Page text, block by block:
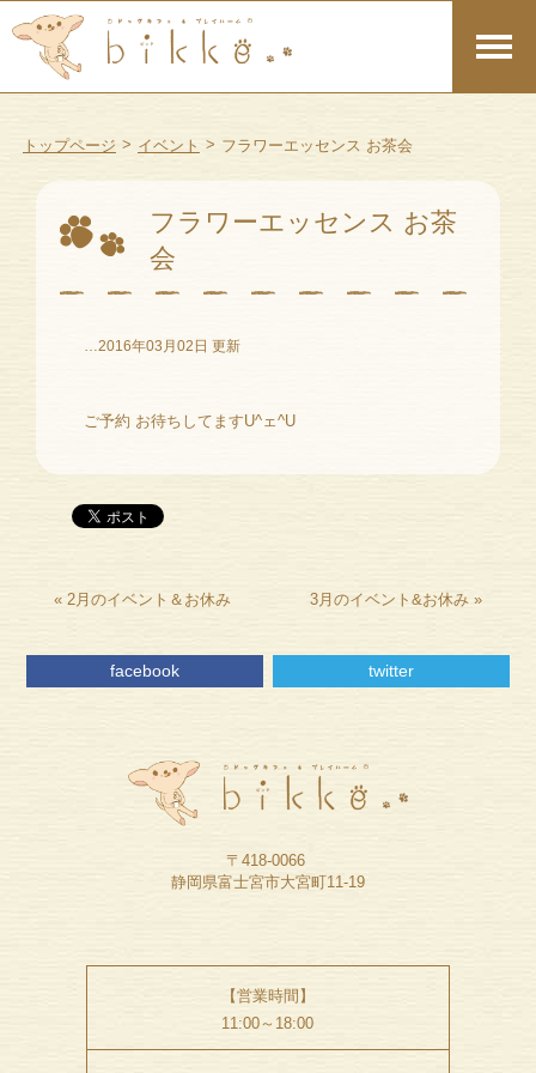
トップページ > イベント > フラワーエッセンス お茶会
フラワーエッセンス お茶
会
…2016年03月02日 更新
ご予約 お待ちしてますU^ェ^U
«2月のイベント＆お休み 3月のイベント&お休み»
facebook twitter
〒418-0066
静岡県富士宮市大宮町11-19
【営業時間】
11:00～18:00